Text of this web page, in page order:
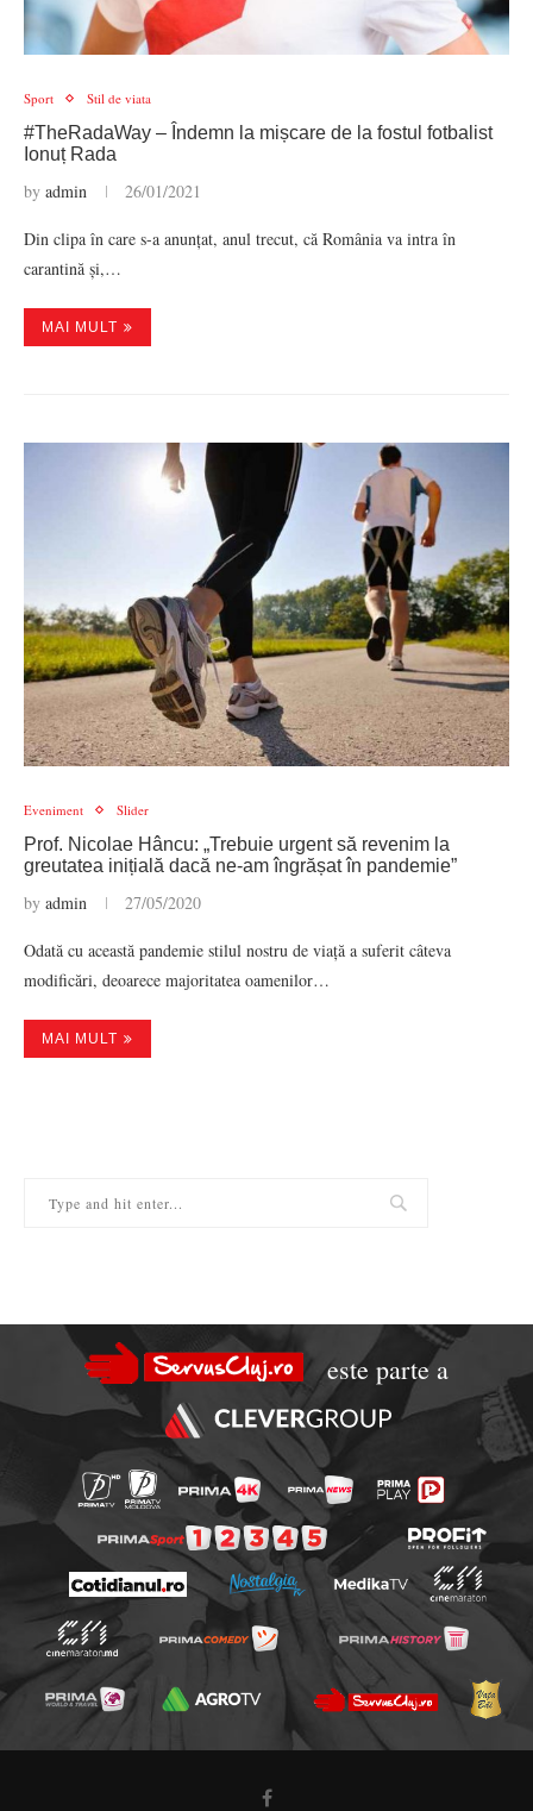
Sport Stil de viata
#TheRadaWay – Îndemn la mișcare de la fostul fotbalist
Ionuț Rada
by admin 26/01/2021
Din clipa în care s-a anunțat, anul trecut, că România va intra în
carantină și,…
MAI MULT
Eveniment Slider
Prof. Nicolae Hâncu: „Trebuie urgent să revenim la
greutatea inițială dacă ne-am îngrășat în pandemie”
by admin 27/05/2020
Odată cu această pandemie stilul nostru de viață a suferit câteva
modificări, deoarece majoritatea oamenilor…
MAI MULT
este parte a